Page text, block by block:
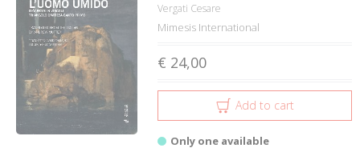
Vergati Cesare
Mimesis International
€ 24,00
Add to cart
Only one available